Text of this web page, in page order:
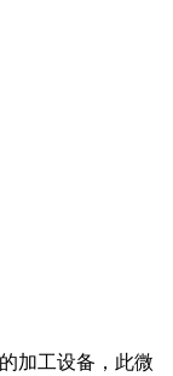
加工设备，此微